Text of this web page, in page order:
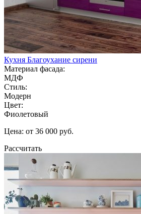
Кухня Благоухание сирени
Материал фасада:
МДФ
Стиль:
Модерн
Цвет:
Фиолетовый
Цена: от 36 000 руб.
Рассчитать